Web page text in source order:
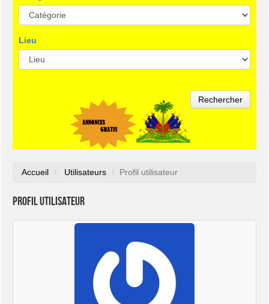
Lieu
Rechercher
Accueil Utilisateurs Profil utilisateur
Profil utilisateur